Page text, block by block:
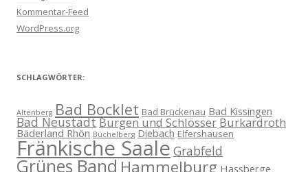
Kommentar-Feed
WordPress.org
SCHLAGWÖRTER:
Altenberg Bad Bocklet Bad Brückenau Bad Kissingen
Bad NeustadtBurgen und Schlösser Burkardroth
Bäderland Rhön Büchelberg Diebach Elfershausen
Fränkische Saale Grabfeld
Grünes BandHammelburg Hassberge